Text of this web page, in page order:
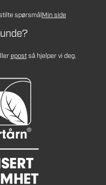
spørsmålMin side
epostså hjelper vi deg.